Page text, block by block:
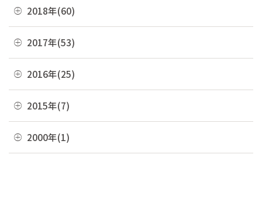
04月(4)
03月(7)
02月(10)
01月(4)
05月(9)
04月(5)
03月(8)
01月(6)
05月(10)
04月(2)
03月(8)
01月(3)
08月(4)
07月(10)
05月(6)
04月(2)
03月(7)
09月(5)
08月(4)
07月(8)
05月(8)
04月(10)
03月(12)
09月(4)
08月(4)
07月(5)
05月(7)
12月(7)
11月(9)
09月(6)
08月(2)
07月(5)
2018年(60)
12月(7)
11月(2)
09月(4)
08月(3)
07月(7)
2017年(53)
12月(2)
11月(4)
09月(1)
2016年(25)
12月(2)
11月(3)
2015年(7)
11月(1)
06月(6)
2000年(1)